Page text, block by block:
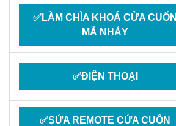
✅LÀM CHÌA KHOÁ CỬA CUỐN
MÃ NHẢY
✅ĐIỆN THOẠI
✅SỬA REMOTE CỬA CUỐN